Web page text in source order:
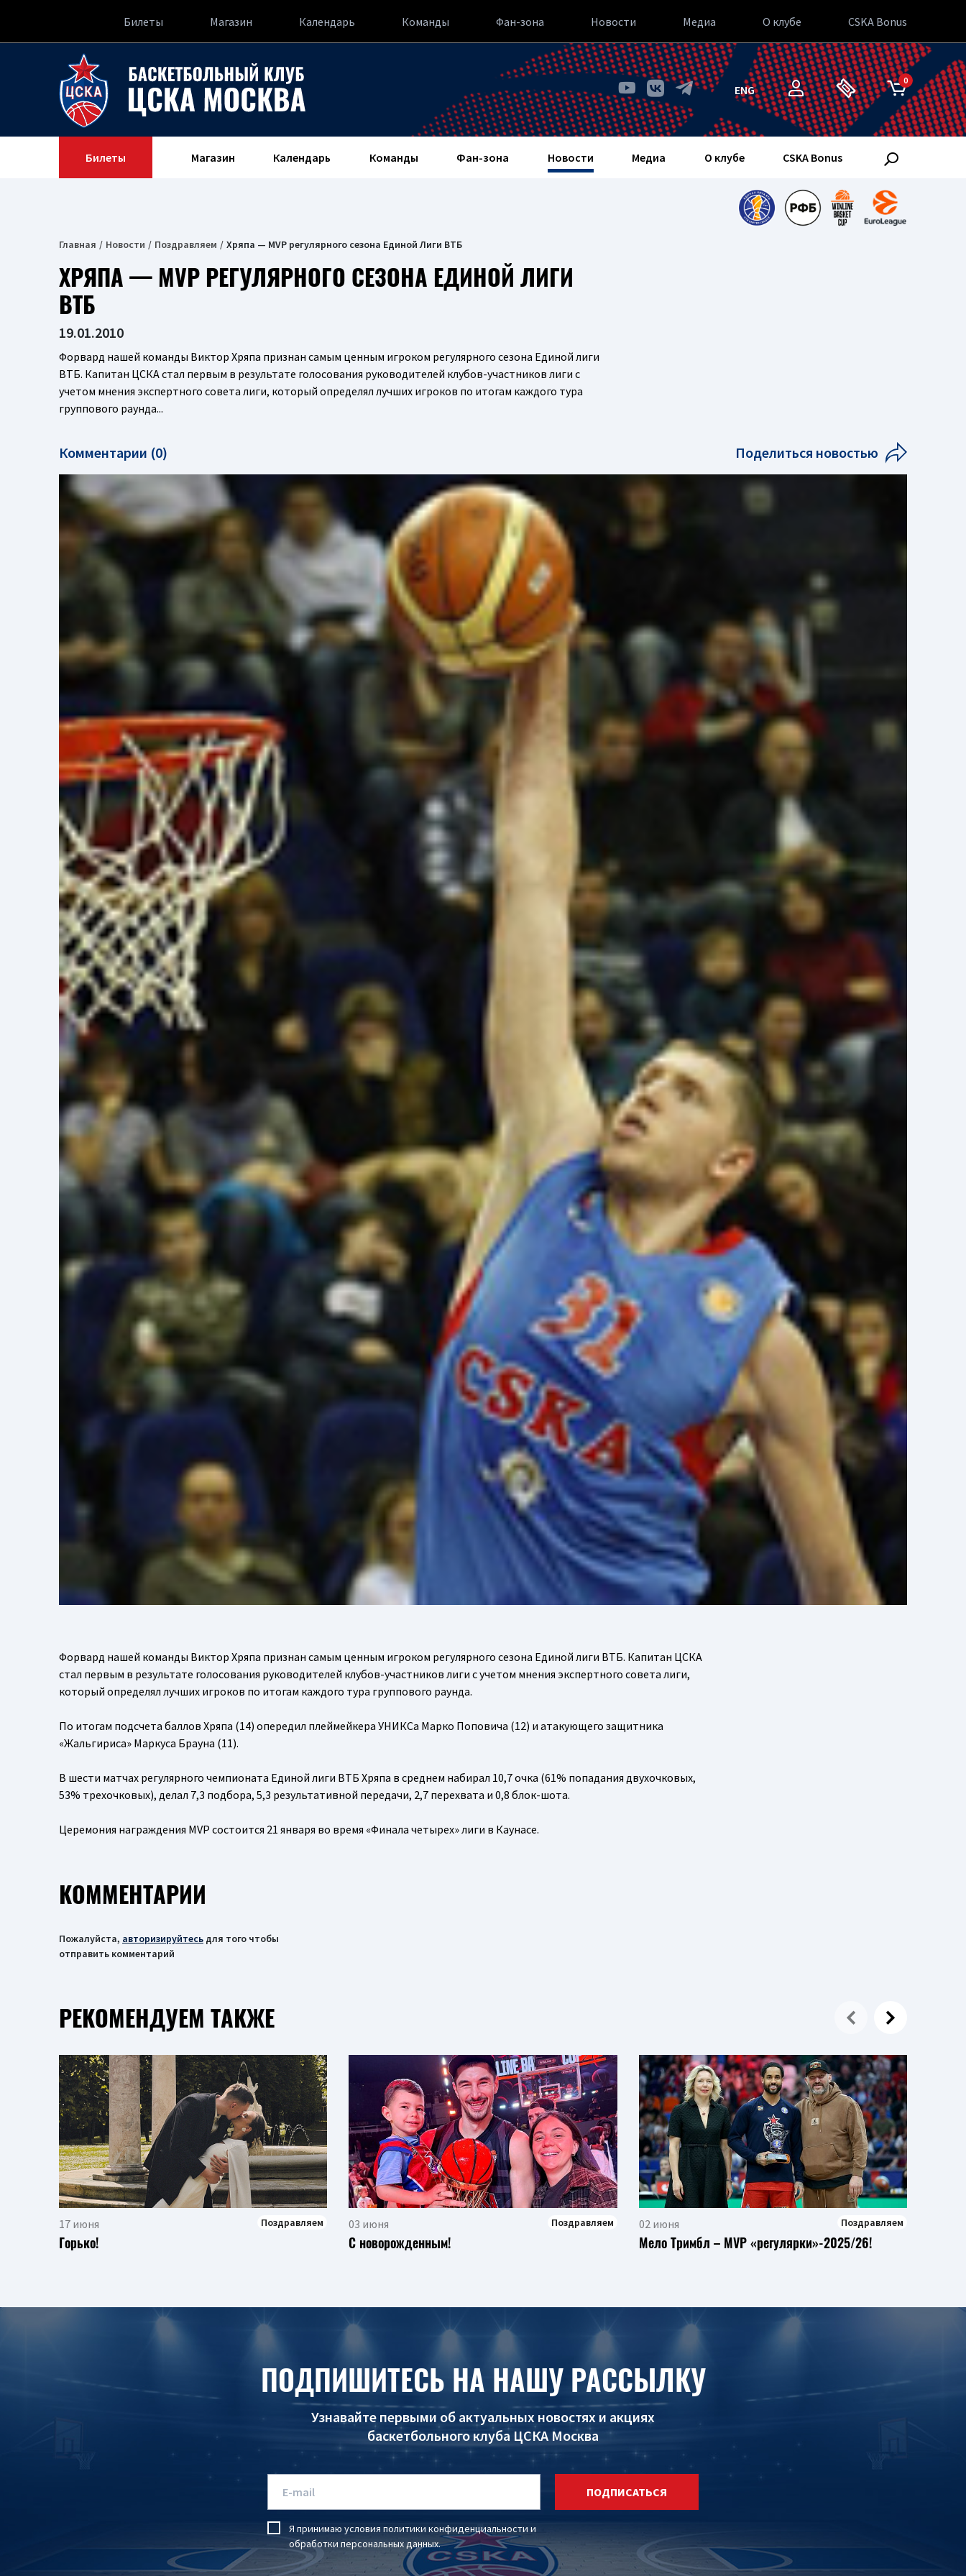
Билеты Магазин Календарь Команды Фан-зона Новости Медиа О клубе CSKA Bonus
ENG
0
Билеты Магазин Календарь Команды Фан-зона Новости Медиа О клубе CSKA Bonus
Главная Новости Поздравляем Хряпа — MVP регулярного сезона Единой Лиги ВТБ
ХРЯПА — MVP РЕГУЛЯРНОГО СЕЗОНА ЕДИНОЙ ЛИГИ
ВТБ
19.01.2010
Форвард нашей команды Виктор Хряпа признан самым ценным игроком регулярного сезона Единой лиги
ВТБ. Капитан ЦСКА стал первым в результате голосования руководителей клубов-участников лиги с
учетом мнения экспертного совета лиги, который определял лучших игроков по итогам каждого тура
группового раунда...
Комментарии (0) Поделиться новостью
Форвард нашей команды Виктор Хряпа признан самым ценным игроком регулярного сезона Единой лиги ВТБ. Капитан ЦСКА
стал первым в результате голосования руководителей клубов-участников лиги с учетом мнения экспертного совета лиги,
который определял лучших игроков по итогам каждого тура группового раунда.
По итогам подсчета баллов Хряпа (14) опередил плеймейкера УНИКСа Марко Поповича (12) и атакующего защитника
«Жальгириса» Маркуса Брауна (11).
В шести матчах регулярного чемпионата Единой лиги ВТБ Хряпа в среднем набирал 10,7 очка (61% попадания двухочковых,
53% трехочковых), делал 7,3 подбора, 5,3 результативной передачи, 2,7 перехвата и 0,8 блок-шота.
Церемония награждения MVP состоится 21 января во время «Финала четырех» лиги в Каунасе.
КОММЕНТАРИИ
Пожалуйста, авторизируйтесь для того чтобы
отправить комментарий
РЕКОМЕНДУЕМ ТАКЖЕ
17 июня Поздравляем
Горько!
03 июня Поздравляем
С новорожденным!
02 июня Поздравляем
Мело Тримбл – MVP «регулярки»-2025/26!
ПОДПИШИТЕСЬ НА НАШУ РАССЫЛКУ
Узнавайте первыми об актуальных новостях и акциях
баскетбольного клуба ЦСКА Москва
Я принимаю условия политики конфиденциальности и
обработки персональных данных.
ПОДПИСАТЬСЯ